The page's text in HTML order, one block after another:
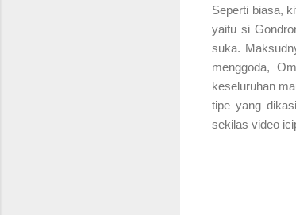
Seperti biasa,
yaitu si
suka.
menggoda,
keseluruhan
tipe yang
sekilas video